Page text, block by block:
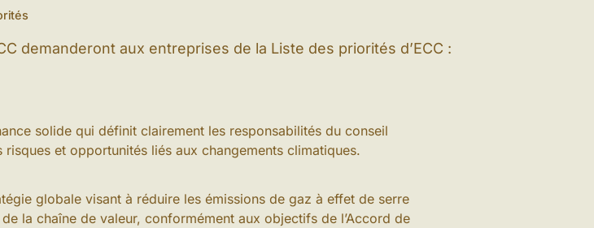
demanderont aux entreprises de la Liste des priorités d’ECC :
solide qui définit clairement les responsabilités du conseil
et opportunités liés aux changements climatiques.
globale visant à réduire les émissions de gaz à effet de serre
la chaîne de valeur, conformément aux objectifs de l’Accord de